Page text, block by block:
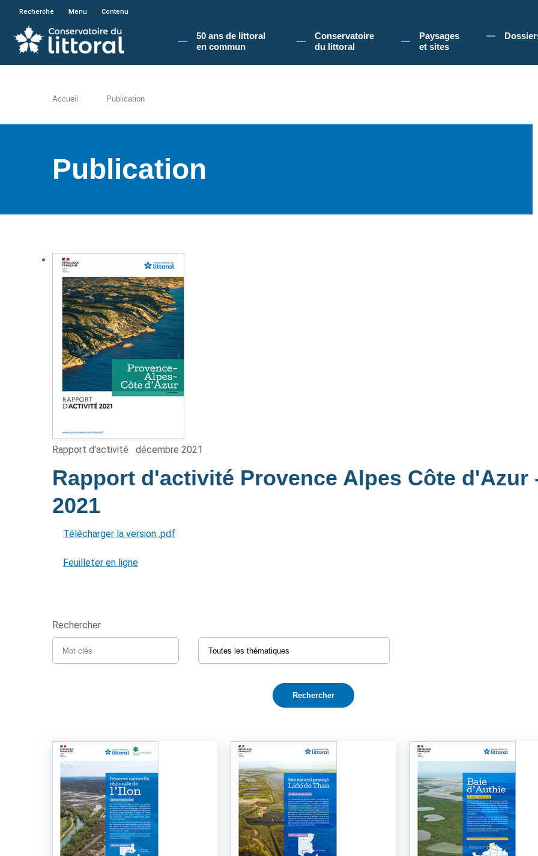
En poursuivant votre navigation sur le site du Conservatoire du littoral, vous acceptez l'utilisation de cookies pour vous
Recherche Menu Contenu
50 ans de littoral
en commun​
Conservatoire
du littoral
Paysages
et sites
Accueil Publication
Publication
Rapport d'activité décembre 2021
Rapport d'activité Provence Alpes Côte d'Azur
2021
Télécharger la version .pdf
Feuilleter en ligne
Rechercher